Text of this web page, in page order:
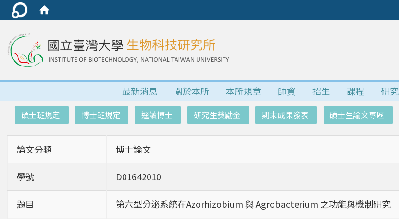
最新消息 關於本所 本所規章 師資 招生 課程 研究
碩士班規定 博士班規定 逕讀博士 研究生獎勵金 期末成果發表 碩士生論文專區
論文分類 博士論文
學號 D01642010
題目 第六型分泌系統在Azorhizobium 與 Agrobacterium 之功能與機制研究